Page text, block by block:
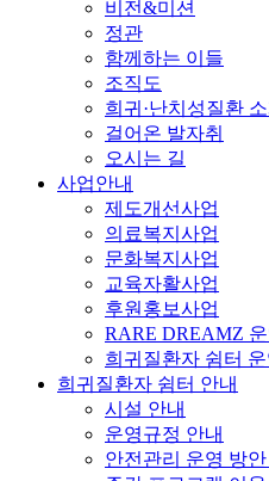
비전&미션
정관
함께하는 이들
조직도
희귀·난치성질환
걸어온 발자취
오시는 길
사업안내
제도개선사업
의료복지사업
문화복지사업
교육자활사업
후원홍보사업
RARE DREAMZ
희귀질환자 쉼터
희귀질환자 쉼터 안내
시설 안내
운영규정 안내
안전관리 운영 방안